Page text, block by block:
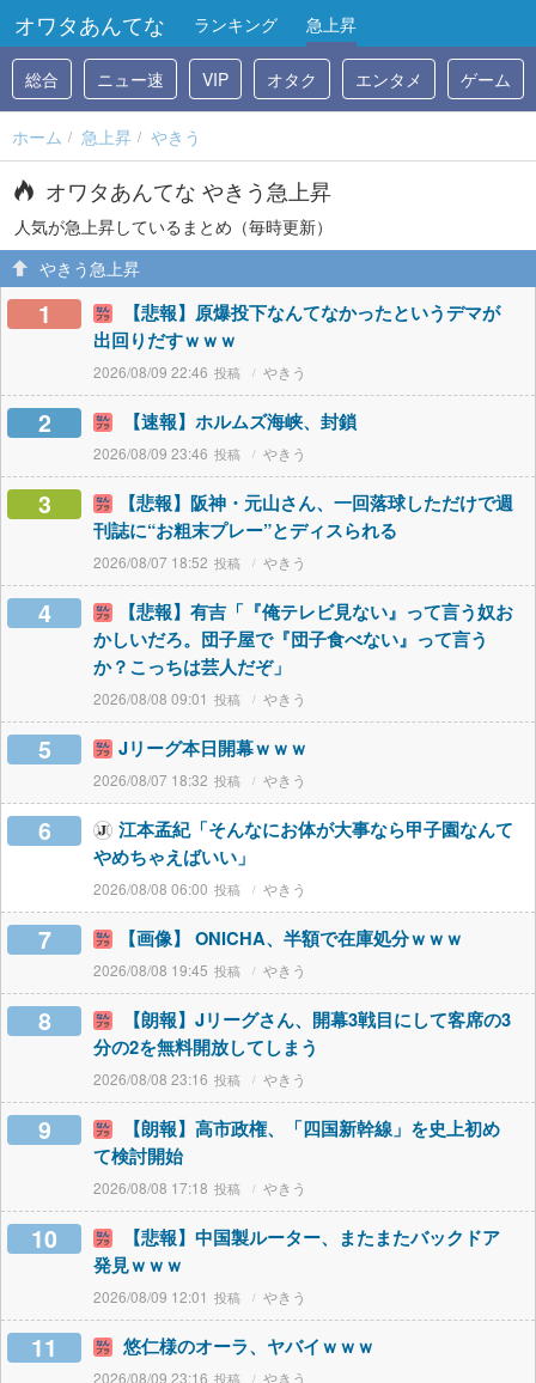
オワタあんてな ランキング 急上昇
総合 ニュー速 VIP オタク エンタメ ゲーム
ホーム 急上昇 やきう
オワタあんてな やきう急上昇
人気が急上昇しているまとめ（毎時更新）
やきう急上昇
1
【悲報】原爆投下なんてなかったというデマが
出回りだすｗｗｗ
2026/08/09 22:46 やきう
2 【速報】ホルムズ海峡、封鎖
2026/08/09 23:46 やきう
3
【悲報】阪神・元山さん、一回落球しただけで週
刊誌に“お粗末プレー”とディスられる
2026/08/07 18:52 やきう
4
【悲報】有吉「『俺テレビ見ない』って言う奴お
かしいだろ。団子屋で『団子食べない』って言う
か？こっちは芸人だぞ」
2026/08/08 09:01 やきう
5 Jリーグ本日開幕ｗｗｗ
2026/08/07 18:32 やきう
6
江本孟紀「そんなにお体が大事なら甲子園なんて
やめちゃえばいい」
2026/08/08 06:00 やきう
7 【画像】 ONICHA、半額で在庫処分ｗｗｗ
2026/08/08 19:45 やきう
8
【朗報】Jリーグさん、開幕3戦目にして客席の3
分の2を無料開放してしまう
2026/08/08 23:16 やきう
9
【朗報】高市政権、「四国新幹線」を史上初め
て検討開始
2026/08/08 17:18 やきう
10
【悲報】中国製ルーター、またまたバックドア
発見ｗｗｗ
2026/08/09 12:01 やきう
11 悠仁様のオーラ、ヤバイｗｗｗ
2026/08/09 23:16 やきう